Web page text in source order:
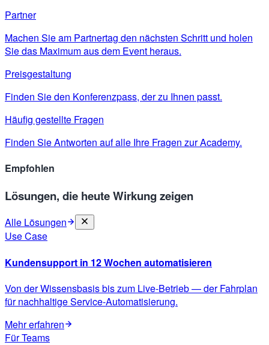
Partner
Machen Sie am Partnertag den nächsten Schritt und holen
Sie das Maximum aus dem Event heraus.
Preisgestaltung
Finden Sie den Konferenzpass, der zu Ihnen passt.
Häufig gestellte Fragen
Finden Sie Antworten auf alle Ihre Fragen zur Academy.
Empfohlen
Lösungen, die heute Wirkung zeigen
Alle Lösungen
Use Case
Kundensupport in 12 Wochen automatisieren
Von der Wissensbasis bis zum Live-Betrieb — der Fahrplan
für nachhaltige Service-Automatisierung.
Mehr erfahren
Für Teams